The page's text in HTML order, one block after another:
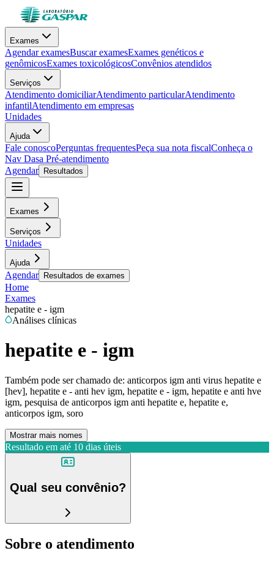
Exames
Agendar examesBuscar examesExames genéticos e
genômicosExames toxicológicosConvênios atendidos
Serviços
Atendimento domiciliarAtendimento particularAtendimento
infantilAtendimento em empresas
Unidades
Ajuda
Fale conoscoPerguntas frequentesPeça sua nota fiscalConheça o
Nav Dasa Pré-atendimento
Agendar
Resultados
Exames
Serviços
Unidades
Ajuda
Agendar Resultados de exames
Home
Exames
hepatite e - igm
Análises clínicas
hepatite e - igm
Também pode ser chamado de: anticorpos igm anti virus hepatite e
[hev], hepatite e - anti hev igm, hepatite e - igm, hepatite e anti hve
igm, pesquisa de anticorpos igm anti hepatite e, hepatite e,
anticorpos igm, soro
Mostrar mais nomes
Resultado em até 10 dias úteis
Qual seu convênio?
Sobre o atendimento